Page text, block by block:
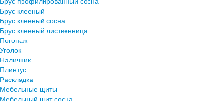
Брус клееный
Брус клееный сосна
Брус клееный лиственница
Погонаж
Уголок
Наличник
Плинтус
Раскладка
Мебельные щиты
Мебельный щит сосна